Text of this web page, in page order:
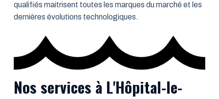
qualifiés maitrisent toutes les marques du marché et les
dernières évolutions technologiques.
Nos services à L'Hôpital-le-